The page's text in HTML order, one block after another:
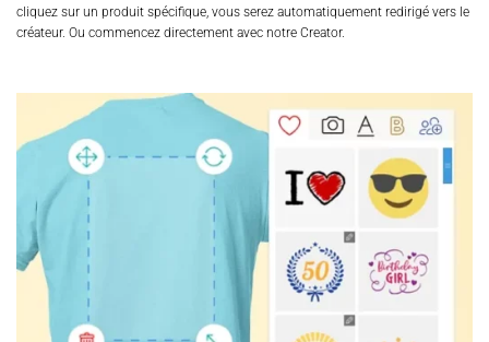
cliquez sur un produit spécifique, vous serez automatiquement redirigé vers le
créateur. Ou commencez directement avec notre Creator.